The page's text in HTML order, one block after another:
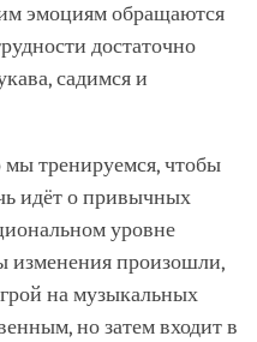
эмоциям обращаются
достаточно
садимся и
тренируемся, чтобы
идёт о привычных
уровне
изменения произошли,
на музыкальных
но затем входит в